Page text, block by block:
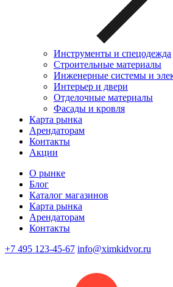
Инструменты и спецодежда
Строительные материалы
Инженерные системы и
Интерьер и двери
Отделочные материалы
Фасады и кровля
Карта рынка
Арендаторам
Контакты
Акции
О рынке
Блог
Каталог магазинов
Карта рынка
Арендаторам
Контакты
+7 495 123-45-67 info@ximkidvor.ru